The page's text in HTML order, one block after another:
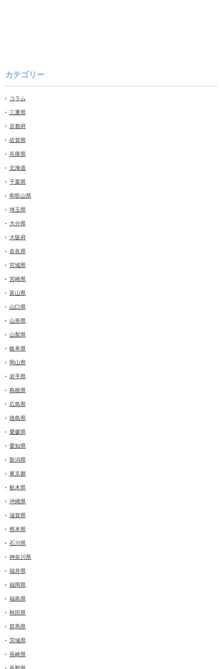
カテゴリー
コラム
三重県
京都府
佐賀県
兵庫県
北海道
千葉県
和歌山県
埼玉県
大分県
大阪府
奈良県
宮城県
宮崎県
富山県
山口県
山形県
山梨県
岐阜県
岡山県
岩手県
島根県
広島県
徳島県
愛媛県
愛知県
新潟県
東京都
栃木県
沖縄県
滋賀県
熊本県
石川県
神奈川県
福井県
福岡県
福島県
秋田県
群馬県
茨城県
長崎県
長野県